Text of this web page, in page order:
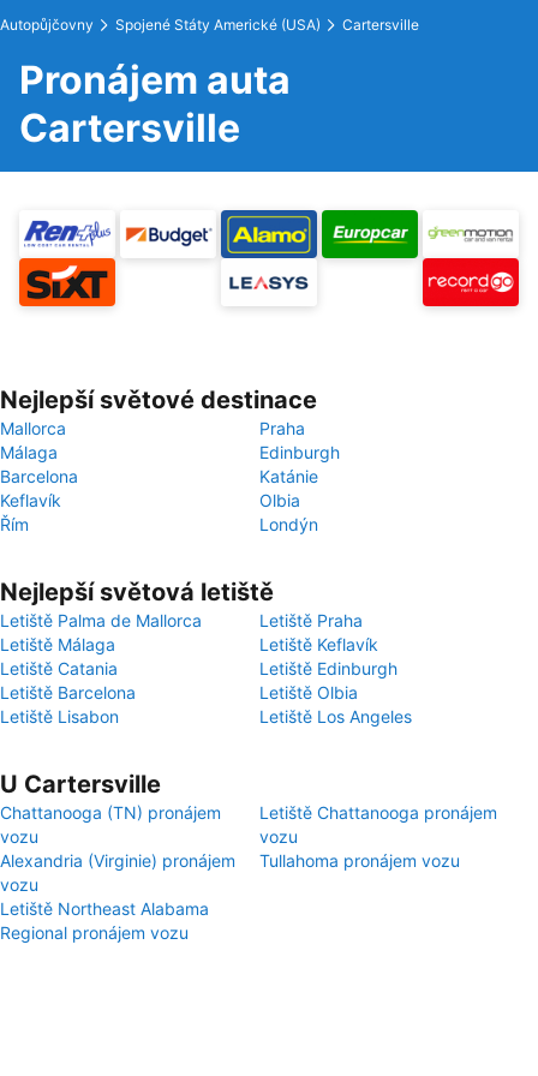
Autopůjčovny Spojené Státy Americké (USA) Cartersville
Pronájem auta
Cartersville
Nejlepší světové destinace
Mallorca
Praha
Málaga
Edinburgh
Barcelona
Katánie
Keflavík
Olbia
Řím
Londýn
Nejlepší světová letiště
Letiště Palma de Mallorca
Letiště Praha
Letiště Málaga
Letiště Keflavík
Letiště Catania
Letiště Edinburgh
Letiště Barcelona
Letiště Olbia
Letiště Lisabon
Letiště Los Angeles
U Cartersville
Chattanooga (TN) pronájem
vozu
Letiště Chattanooga pronájem
vozu
Alexandria (Virginie) pronájem
vozu
Tullahoma pronájem vozu
Letiště Northeast Alabama
Regional pronájem vozu